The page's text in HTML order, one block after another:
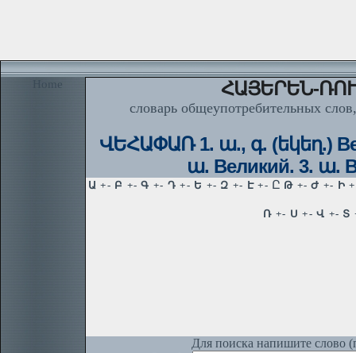
Home ՀԱՅԵՐԵՆ-
словарь общеупотребительных
ՎԵՀԱՓԱՌ 1. ա., գ. (եկեղ.)
ա. Великий. 3. ա.
Для поиска напишите слово